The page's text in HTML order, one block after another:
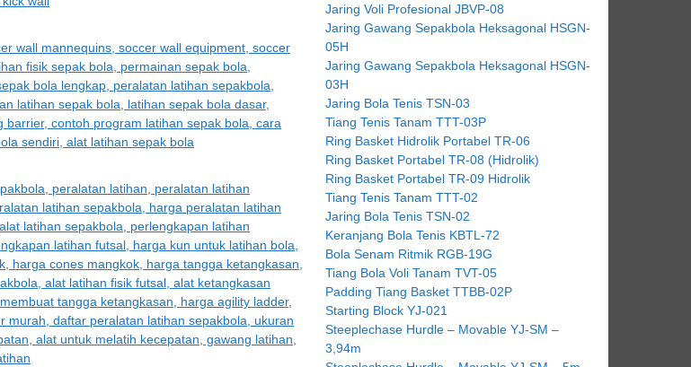
Jaring Voli Profesional JBVP-08
Jaring Gawang Sepakbola Heksagonal HSGN-
05H
Jaring Gawang Sepakbola Heksagonal HSGN-
03H
Jaring Bola Tenis TSN-03
Tiang Tenis Tanam TTT-03P
Ring Basket Hidrolik Portabel TR-06
Ring Basket Portabel TR-08 (Hidrolik)
Ring Basket Portabel TR-09 Hidrolik
Tiang Tenis Tanam TTT-02
Jaring Bola Tenis TSN-02
Keranjang Bola Tenis KBTL-72
Bola Senam Ritmik RGB-19G
Tiang Bola Voli Tanam TVT-05
Padding Tiang Basket TTBB-02P
Starting Block YJ-021
Steeplechase Hurdle – Movable YJ-SM –
3,94m